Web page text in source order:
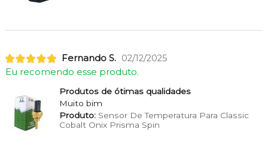
Fernando S. 02/12/2025
Eu recomendo esse produto.
Produtos de ótimas qualidades
Muito bim
Produto:Sensor De Temperatura Para Classic
Cobalt Onix Prisma Spin